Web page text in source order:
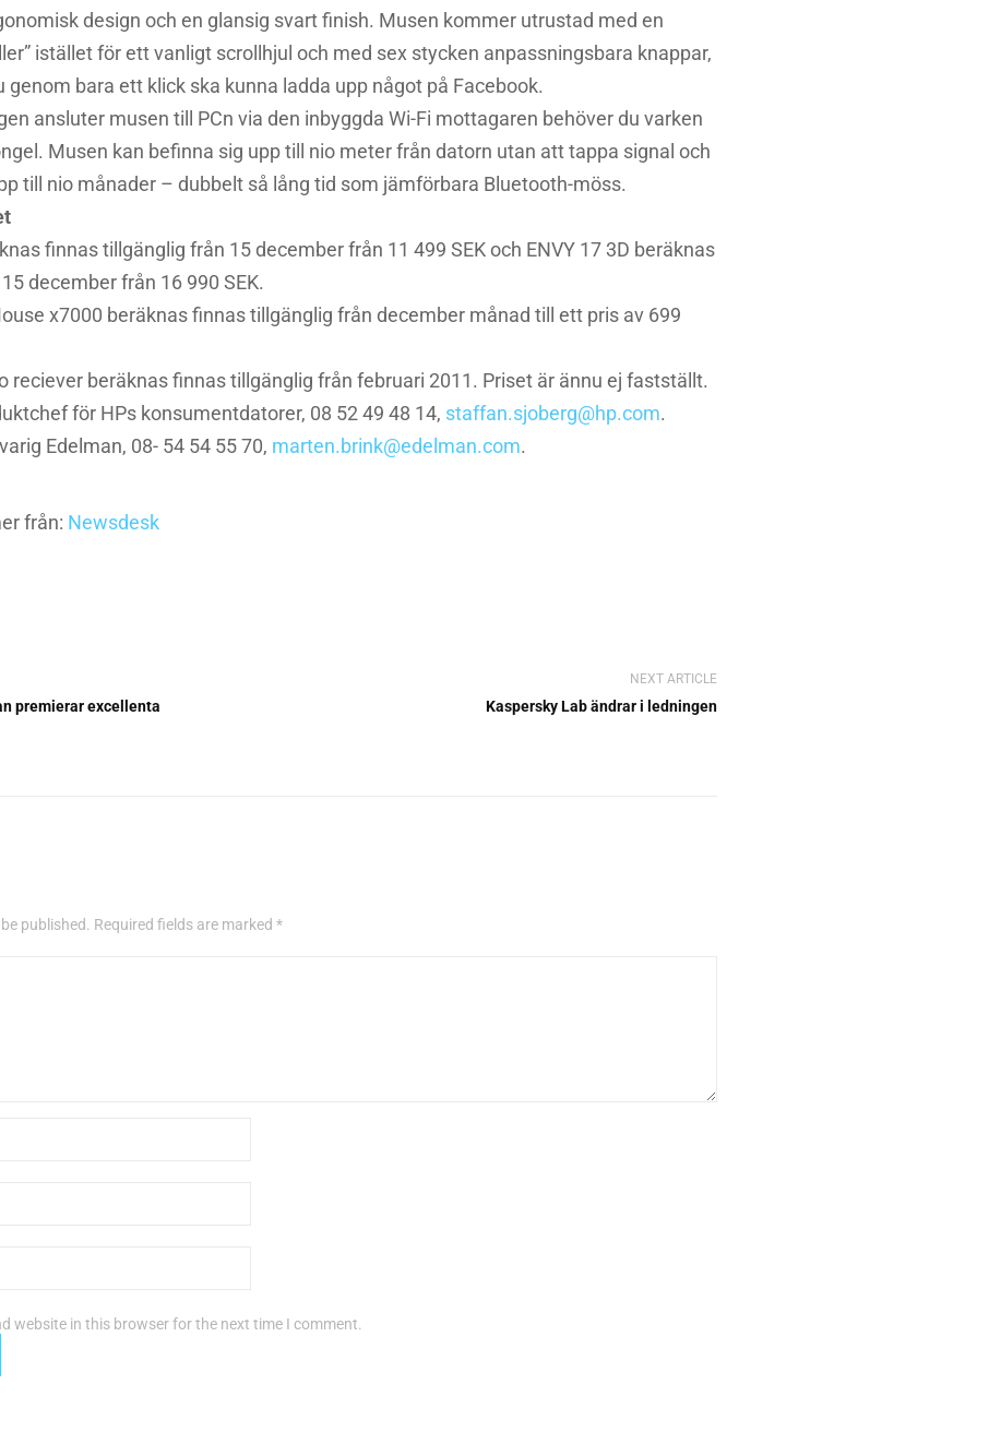
design och en glansig svart finish. Musen kommer utrustad med en
istället för ett vanligt scrollhjul och med sex stycken anpassningsbara knappar,
genom bara ett klick ska kunna ladda upp något på Facebook.
ansluter musen till PCn via den inbyggda Wi-Fi mottagaren behöver du varken
Musen kan befinna sig upp till nio meter från datorn utan att tappa signal och
till nio månader – dubbelt så lång tid som jämförbara Bluetooth-möss.
finnas tillgänglig från 15 december från 11 499 SEK och ENVY 17 3D beräknas
december från 16 990 SEK.
x7000 beräknas finnas tillgänglig från december månad till ett pris av 699
beräknas finnas tillgänglig från februari 2011. Priset är ännu ej fastställt.
för HPs konsumentdatorer, 08 52 49 48 14, staffan.sjoberg@hp.com.
Edelman, 08- 54 54 55 70, marten.brink@edelman.com.
från: Newsdesk
premierar excellenta
NEXT ARTICLE
Kaspersky Lab ändrar i ledningen
published. Required fields are marked *
website in this browser for the next time I comment.